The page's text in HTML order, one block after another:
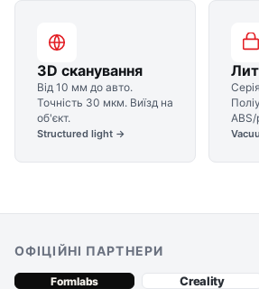
3D сканування
Від 10 мм до авто.
Точність 30 мкм. Виїзд на
об'єкт.
Structured light →
ABS/
ОФІЦІЙНІ ПАРТНЕРИ
Formlabs Creality